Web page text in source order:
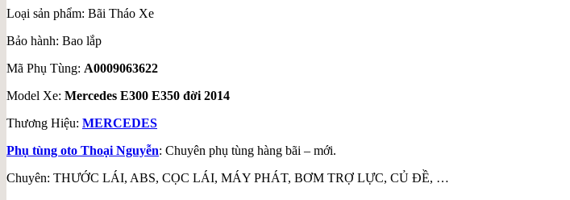
Loại sản phẩm: Bãi Tháo Xe
Bảo hành: Bao lắp
Mã Phụ Tùng: A0009063622
Model Xe: Mercedes E300 E350 đời 2014
Thương Hiệu: MERCEDES
Phụ tùng oto Thoại Nguyễn: Chuyên phụ tùng hàng bãi – mới.
Chuyên: THƯỚC LÁI, ABS, CỌC LÁI, MÁY PHÁT, BƠM TRỢ LỰC, CỦ ĐỀ, …